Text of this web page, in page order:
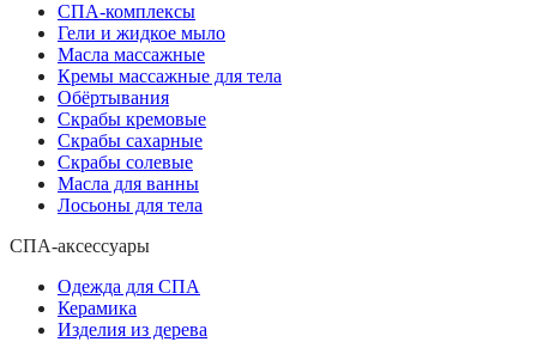
СПА-комплексы
Гели и жидкое мыло
Масла массажные
Кремы массажные для тела
Обёртывания
Скрабы кремовые
Скрабы сахарные
Скрабы солевые
Масла для ванны
Лосьоны для тела
СПА-аксессуары
Одежда для СПА
Керамика
Изделия из дерева